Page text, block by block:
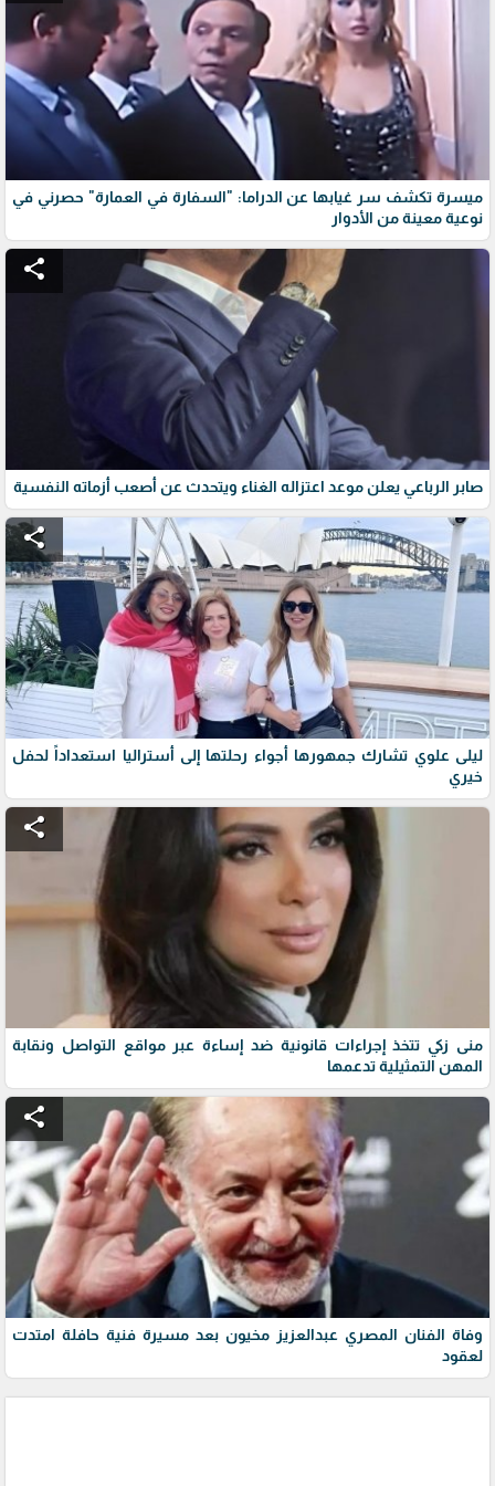
ميسرة تكشف سر غيابها عن الدراما: "السفارة في العمارة" حصرني في
نوعية معينة من الأدوار
share
صابر الرباعي يعلن موعد اعتزاله الغناء ويتحدث عن أصعب أزماته النفسية
share
ليلى علوي تشارك جمهورها أجواء رحلتها إلى أستراليا استعداداً لحفل
خيري
share
منى زكي تتخذ إجراءات قانونية ضد إساءة عبر مواقع التواصل ونقابة
المهن التمثيلية تدعمها
share
وفاة الفنان المصري عبدالعزيز مخيون بعد مسيرة فنية حافلة امتدت
لعقود